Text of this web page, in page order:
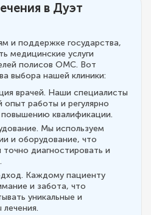
в Дуэт
и поддержке государства,
медицинские услуги
полисов ОМС. Вот
выбора нашей клиники:
врачей. Наши специалисты
работы и регулярно
квалификации.
Мы используем
и оборудование, что
диагностировать и
Каждому пациенту
и забота, что
уникальные и